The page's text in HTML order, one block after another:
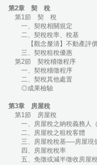
第2章 契 稅
第1節 契 稅
一、契稅相關規定
二、契稅稅率、稅基
【觀念釐清】不動產評價委
三、契稅租稅優惠
第2節 契稅稽徵程序
一、契稅稽徵程序
二、契稅其他處置
◎成果檢驗
第3章 房屋稅
第1節 房屋稅
一、房屋稅之納稅義務人（
二、房屋稅之租稅客體
三、房屋稅稅基──房屋現
四、房屋稅稅率
五、免徵或減半徵收房屋